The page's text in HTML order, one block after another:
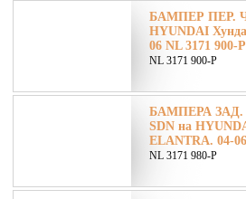
БАМПЕР ПЕР.
HYUNDAI
06 NL 3171 900-P
NL 3171 900-P
БАМПЕРА
SDN на
ELANTRA. 04-
NL 3171 980-P